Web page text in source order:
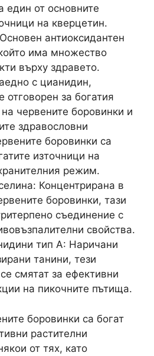
един от основните
на кверцетин.
антиоксидантен
има множество
върху здравето.
с цианидин,
отговорен за богатия
червените боровинки и
здравословни
боровинки са
източници на
режим.
Концентрирана в
боровинки, тази
съединение с
свойства.
тип A: Наричани
танини, тези
смятат за ефективни
на пикочните пътища.
боровинки са богат
растителни
от тях, като